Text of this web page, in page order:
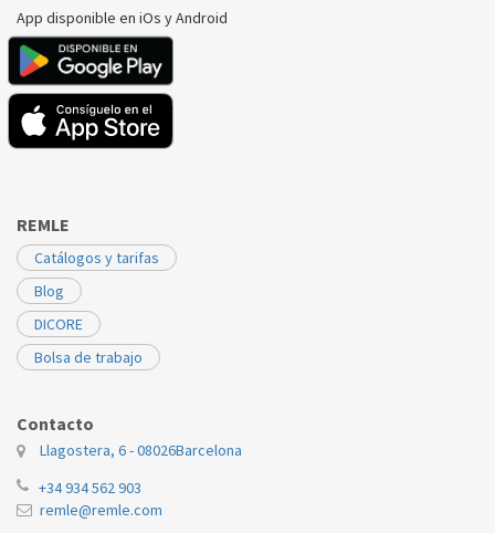
App disponible en iOs y Android
REMLE
Catálogos y tarifas
Blog
DICORE
Bolsa de trabajo
Contacto
Llagostera, 6 - 08026Barcelona
+34 934 562 903
remle@remle.com